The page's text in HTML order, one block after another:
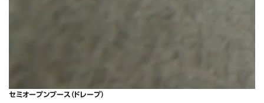
セミオープンブース（ドレープ）